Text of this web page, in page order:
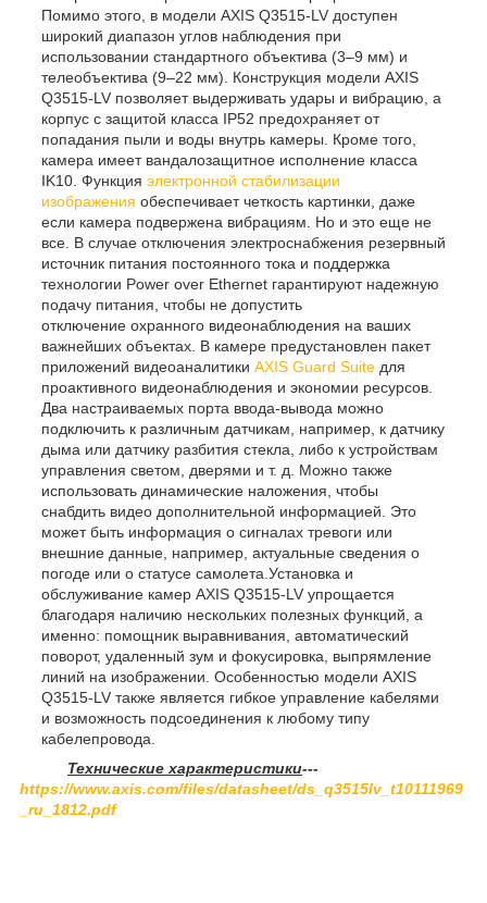
Помимо этого, в модели AXIS Q3515-LV доступен
широкий диапазон углов наблюдения при
использовании стандартного объектива (3–9 мм) и
телеобъектива (9–22 мм). Конструкция модели AXIS
Q3515-LV позволяет выдерживать удары и вибрацию, а
корпус с защитой класса IP52 предохраняет от
попадания пыли и воды внутрь камеры. Кроме того,
камера имеет вандалозащитное исполнение класса
IK10. Функция электронной стабилизации
изображения обеспечивает четкость картинки, даже
если камера подвержена вибрациям. Но и это еще не
все. В случае отключения электроснабжения резервный
источник питания постоянного тока и поддержка
технологии Power over Ethernet гарантируют надежную
подачу питания, чтобы не допустить
отключение охранного видеонаблюдения на ваших
важнейших объектах. В камере предустановлен пакет
приложений видеоаналитики AXIS Guard Suite для
проактивного видеонаблюдения и экономии ресурсов.
Два настраиваемых порта ввода-вывода можно
подключить к различным датчикам, например, к датчику
дыма или датчику разбития стекла, либо к устройствам
управления светом, дверями и т. д. Можно также
использовать динамические наложения, чтобы
снабдить видео дополнительной информацией. Это
может быть информация о сигналах тревоги или
внешние данные, например, актуальные сведения о
погоде или о статусе самолета.Установка и
обслуживание камер AXIS Q3515-LV упрощается
благодаря наличию нескольких полезных функций, а
именно: помощник выравнивания, автоматический
поворот, удаленный зум и фокусировка, выпрямление
линий на изображении. Особенностью модели AXIS
Q3515-LV также является гибкое управление кабелями
и возможность подсоединения к любому типу
кабелепровода.
Технические характеристики---
https://www.axis.com/files/datasheet/ds_q3515lv_t10111969
_ru_1812.pdf